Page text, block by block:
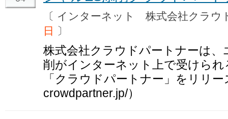
〔 インターネット 株式会社クラ
日
〕
株式会社クラウドパートナーは
削がインターネット上で受けら
「クラウドパートナー」をリリ
crowdpartner.jp/）